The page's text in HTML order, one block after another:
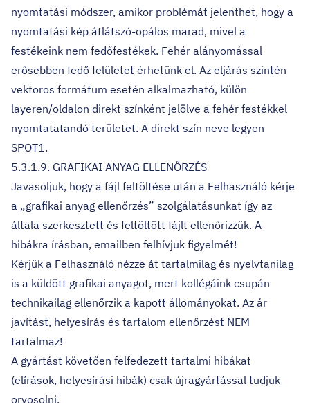
nyomtatási módszer, amikor problémát jelenthet, hogy a
nyomtatási kép átlátszó-opálos marad, mivel a
festékeink nem fedőfestékek. Fehér alányomással
erősebben fedő felületet érhetünk el. Az eljárás szintén
vektoros formátum esetén alkalmazható, külön
layeren/oldalon direkt színként jelölve a fehér festékkel
nyomtatatandó területet. A direkt szín neve legyen
SPOT1.
5.3.1.9. GRAFIKAI ANYAG ELLENŐRZÉS
Javasoljuk, hogy a fájl feltöltése után a Felhasználó kérje
a „grafikai anyag ellenőrzés” szolgálatásunkat így az
általa szerkesztett és feltöltött fájlt ellenőrizzük. A
hibákra írásban, emailben felhívjuk figyelmét!
Kérjük a Felhasználó nézze át tartalmilag és nyelvtanilag
is a küldött grafikai anyagot, mert kollégáink csupán
technikailag ellenőrzik a kapott állományokat. Az ár
javítást, helyesírás és tartalom ellenőrzést NEM
tartalmaz!
A gyártást követően felfedezett tartalmi hibákat
(elírások, helyesírási hibák) csak újragyártással tudjuk
orvosolni.